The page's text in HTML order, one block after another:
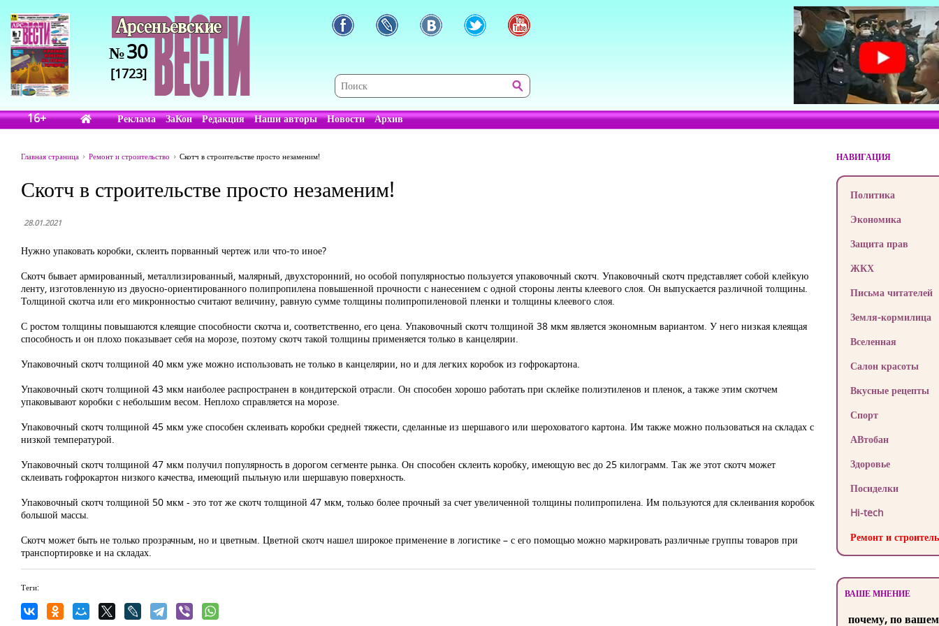
№30
[1723]
16+ Реклама ЗаКон Редакция Наши авторы Новости Архив
Главная страница Ремонт и строительство Скотч в строительстве просто незаменим!
Скотч в строительстве просто незаменим!
28.01.2021
Нужно упаковать коробки, склеить порванный чертеж или что-то иное?
Скотч бывает армированный, металлизированный, малярный, двухсторонний, но особой популярностью пользуется упаковочный скотч. Упаковочный скотч представляет собой клейкую
ленту, изготовленную из двуосно-ориентированного полипропилена повышенной прочности с нанесением с одной стороны ленты клеевого слоя. Он выпускается различной толщины.
Толщиной скотча или его микронностью считают величину, равную сумме толщины полипропиленовой пленки и толщины клеевого слоя.
С ростом толщины повышаются клеящие способности скотча и, соответственно, его цена. Упаковочный скотч толщиной 38 мкм является экономным вариантом. У него низкая клеящая
способность и он плохо показывает себя на морозе, поэтому скотч такой толщины применяется только в канцелярии.
Упаковочный скотч толщиной 40 мкм уже можно использовать не только в канцелярии, но и для легких коробок из гофрокартона.
Упаковочный скотч толщиной 43 мкм наиболее распространен в кондитерской отрасли. Он способен хорошо работать при склейке полиэтиленов и пленок, а также этим скотчем
упаковывают коробки с небольшим весом. Неплохо справляется на морозе.
Упаковочный скотч толщиной 45 мкм уже способен склеивать коробки средней тяжести, сделанные из шершавого или шероховатого картона. Им также можно пользоваться на складах с
низкой температурой.
Упаковочный скотч толщиной 47 мкм получил популярность в дорогом сегменте рынка. Он способен склеить коробку, имеющую вес до 25 килограмм. Так же этот скотч может
склеивать гофрокартон низкого качества, имеющий пыльную или шершавую поверхность.
Упаковочный скотч толщиной 50 мкм - это тот же скотч толщиной 47 мкм, только более прочный за счет увеличенной толщины полипропилена. Им пользуются для склеивания коробок
большой массы.
Скотч может быть не только прозрачным, но и цветным. Цветной скотч нашел широкое применение в логистике – с его помощью можно маркировать различные группы товаров при
транспортировке и на складах.
Теги:
НАВИГАЦИЯ
Политика
Экономика
Защита прав
ЖКХ
Письма читателей
Земля-кормилица
Вселенная
Салон красоты
Вкусные рецепты
Спорт
АВтобан
Здоровье
Посиделки
Hi-tech
Ремонт и
ВАШЕ МНЕНИЕ
почему, по